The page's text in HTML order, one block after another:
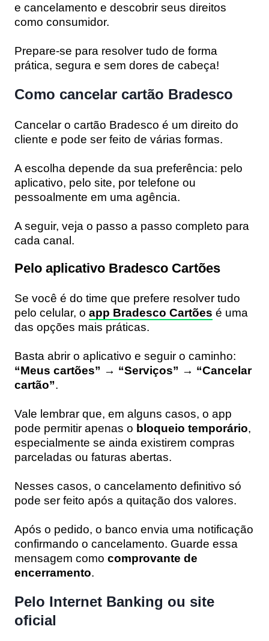
e cancelamento e descobrir seus direitos
como consumidor.
Prepare-se para resolver tudo de forma
prática, segura e sem dores de cabeça!
Como cancelar cartão Bradesco
Cancelar o cartão Bradesco é um direito do
cliente e pode ser feito de várias formas.
A escolha depende da sua preferência: pelo
aplicativo, pelo site, por telefone ou
pessoalmente em uma agência.
A seguir, veja o passo a passo completo para
cada canal.
Pelo aplicativo Bradesco Cartões
Se você é do time que prefere resolver tudo
pelo celular, o app Bradesco Cartões é uma
das opções mais práticas.
Basta abrir o aplicativo e seguir o caminho:
“Meus cartões” → “Serviços” → “Cancelar
cartão”.
Vale lembrar que, em alguns casos, o app
pode permitir apenas o bloqueio temporário,
especialmente se ainda existirem compras
parceladas ou faturas abertas.
Nesses casos, o cancelamento definitivo só
pode ser feito após a quitação dos valores.
Após o pedido, o banco envia uma notificação
confirmando o cancelamento. Guarde essa
mensagem como comprovante de
encerramento.
Pelo Internet Banking ou site
oficial